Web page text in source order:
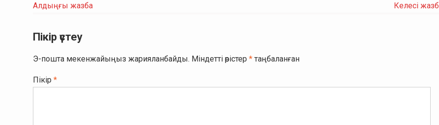
Алдыңғы жазба Келесі
Пікір үстеу
Э-пошта мекенжайыңыз жарияланбайды. Міндетті өрістер * таңбаланған
Пікір *